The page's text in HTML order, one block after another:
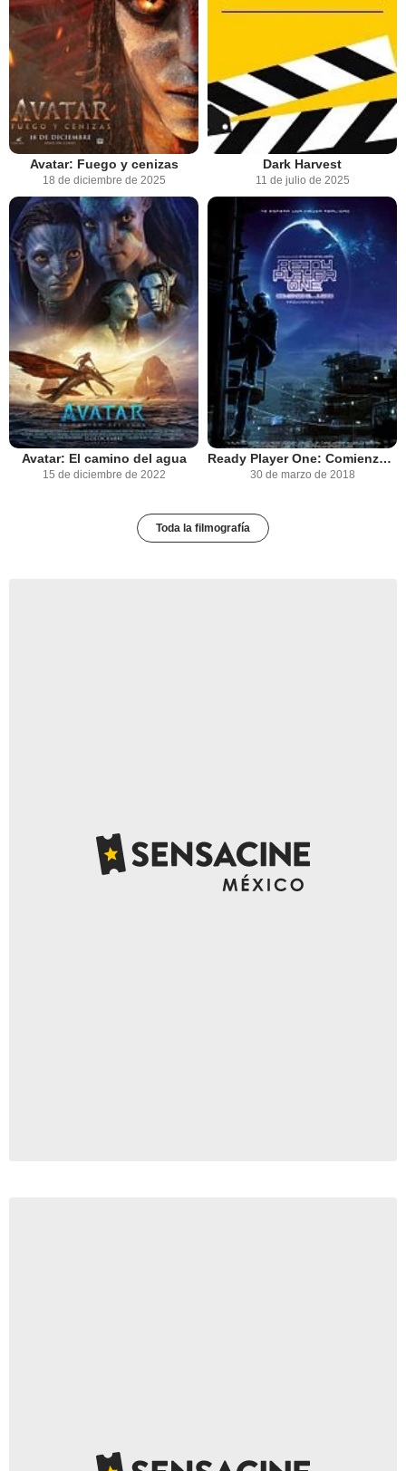
Avatar: Fuego y cenizas
18 de diciembre de 2025
Dark Harvest
11 de julio de 2025
Avatar: El camino del agua
15 de diciembre de 2022
Ready Player One: Comienza el juego
30 de marzo de 2018
Toda la filmografía